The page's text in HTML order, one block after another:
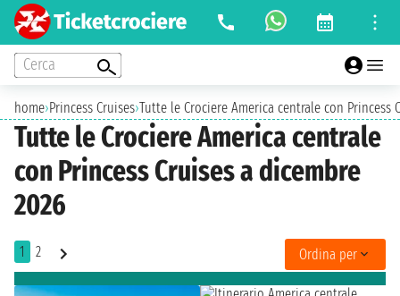
Cerca
home›Princess Cruises›Tutte le Crociere America centrale con Princess
Tutte le Crociere America centrale
con Princess Cruises a dicembre
2026
1 2 Ordina per